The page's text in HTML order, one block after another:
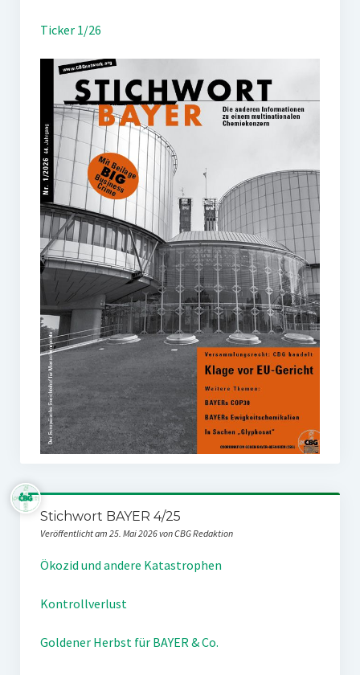
Ticker 1/26
Stichwort BAYER 4/25
Veröffentlicht am 25. Mai 2026 von CBG Redaktion
Ökozid und andere Katastrophen
Kontrollverlust
Goldener Herbst für BAYER & Co.